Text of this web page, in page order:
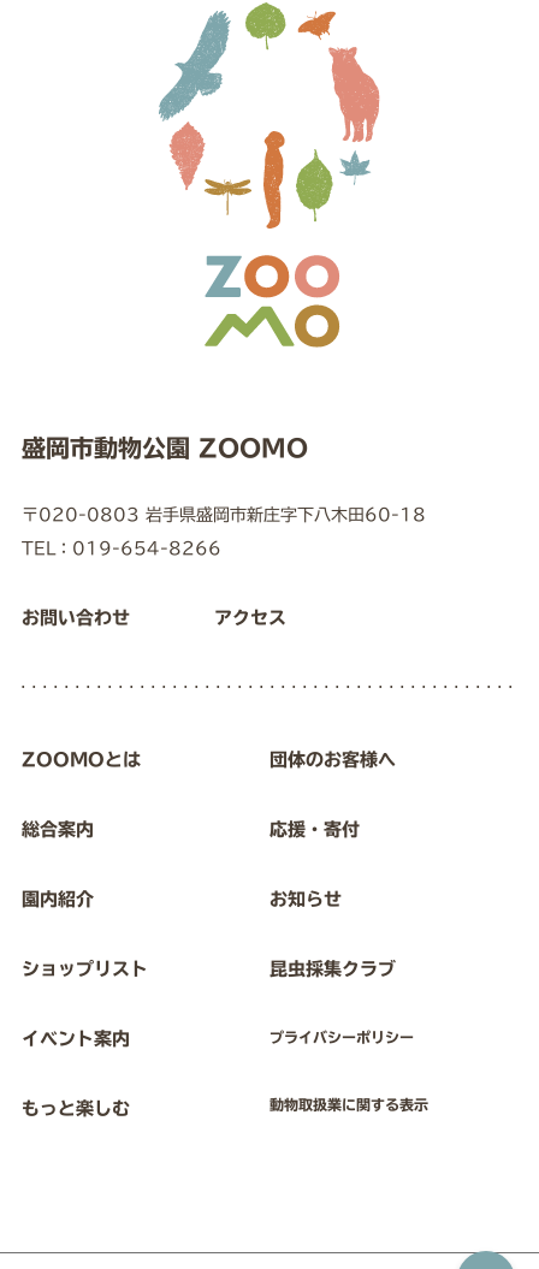
盛岡市動物公園 ZOOMO
〒020-0803 岩手県盛岡市新庄字下八木田60-18
TEL：019-654-8266
お問い合わせ アクセス
ZOOMOとは
総合案内
園内紹介
ショップリスト
イベント案内
もっと楽しむ
団体のお客様へ
応援・寄付
お知らせ
昆虫採集クラブ
プライバシーポリシー
動物取扱業に関する表示